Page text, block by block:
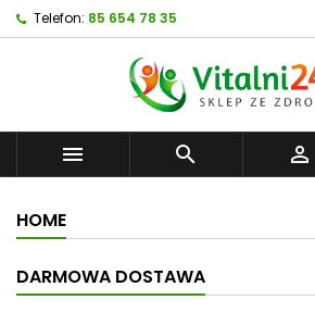
Telefon: 85 654 78 35
  
HOME
DARMOWA DOSTAWA